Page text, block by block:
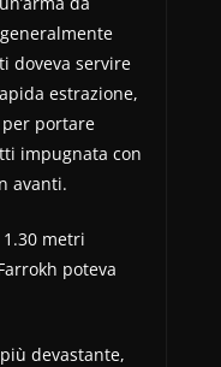
doveva servire
estrazione,
portare
impugnata con
avanti.
metri
poteva
devastante,